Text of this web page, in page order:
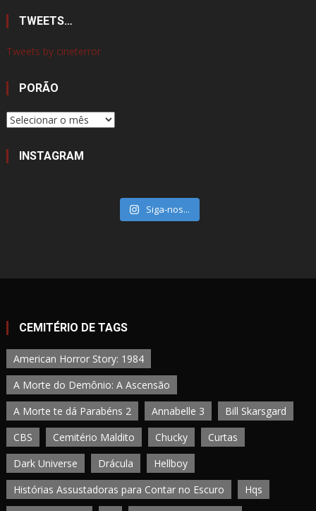
TWEETS…
Tweets by cineterror
PORÃO
Porão
INSTAGRAM
Siga-nos...
CEMITÉRIO DE TAGS
American Horror Story: 1984
A Morte do Demônio: A Ascensão
A Morte te dá Parabéns 2
Annabelle 3
Bill Skarsgard
CBS
Cemitério Maldito Chucky
Curtas
Dark Universe
Drácula
Hellboy
Histórias Assustadoras para Contar no Escuro
Hqs